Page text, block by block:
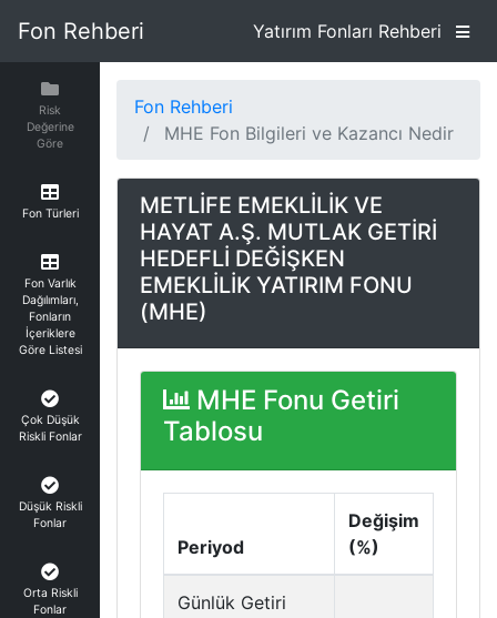
Fon Rehberi Yatırım Fonları Rehberi
Risk
Değerine
Göre
Fon Türleri
Fon Varlık
Dağılımları,
Fonların
İçeriklere
Göre Listesi
Çok Düşük
Riskli Fonlar
Düşük Riskli
Fonlar
Orta Riskli
Fonlar
Fon Rehberi
MHE Fon Bilgileri ve Kazancı Nedir
METLİFE EMEKLİLİK VE
HAYAT A.Ş. MUTLAK GETİRİ
HEDEFLİ DEĞİŞKEN
EMEKLİLİK YATIRIM FONU
(MHE)
MHE Fonu Getiri
Tablosu
Periyod
Değişim
(%)
Günlük Getiri